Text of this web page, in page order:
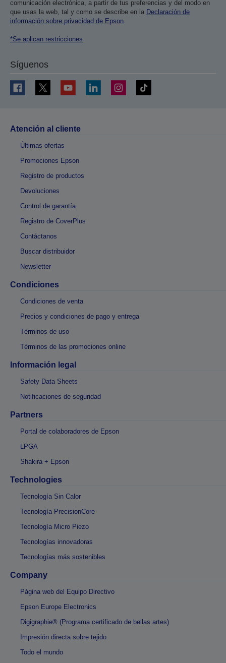
comunicación electrónica, a partir de tus preferencias y del modo en
que usas la web, tal y como se describe en la Declaración de
información sobre privacidad de Epson.
*Se aplican restricciones
Síguenos
Atención al cliente
Últimas ofertas
Promociones Epson
Registro de productos
Devoluciones
Control de garantía
Registro de CoverPlus
Contáctanos
Buscar distribuidor
Newsletter
Condiciones
Condiciones de venta
Precios y condiciones de pago y entrega
Términos de uso
Términos de las promociones online
Información legal
Safety Data Sheets
Notificaciones de seguridad
Partners
Portal de colaboradores de Epson
LPGA
Shakira + Epson
Technologies
Tecnología Sin Calor
Tecnología PrecisionCore
Tecnología Micro Piezo
Tecnologías innovadoras
Tecnologías más sostenibles
Company
Página web del Equipo Directivo
Epson Europe Electronics
Digigraphie® (Programa certificado de bellas artes)
Impresión directa sobre tejido
Todo el mundo